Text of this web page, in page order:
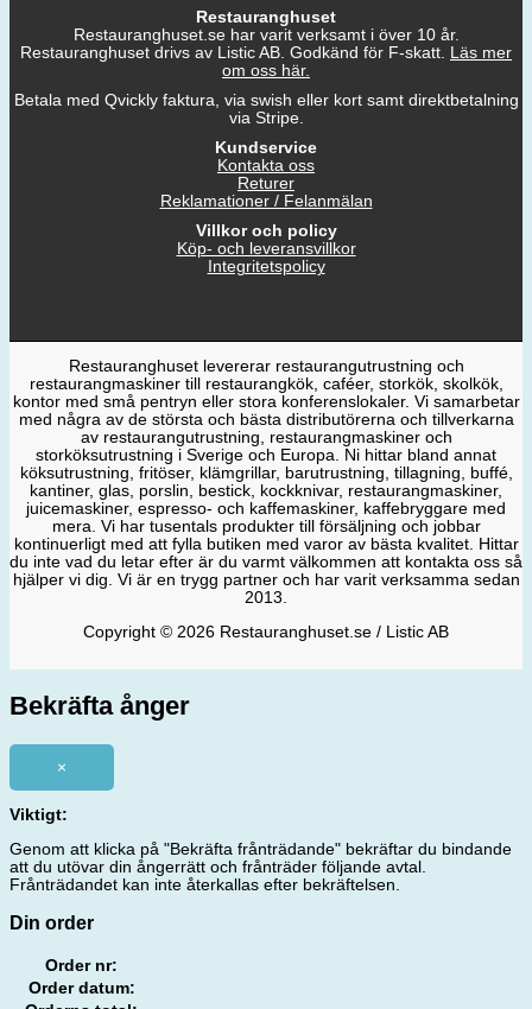
Restauranghuset
Restauranghuset.se har varit verksamt i över 10 år.
Restauranghuset drivs av Listic AB. Godkänd för F-skatt. Läs mer
om oss här.
Betala med Qvickly faktura, via swish eller kort samt direktbetalning
via Stripe.
Kundservice
Kontakta oss
Returer
Reklamationer / Felanmälan
Villkor och policy
Köp- och leveransvillkor
Integritetspolicy
Restauranghuset levererar restaurangutrustning och
restaurangmaskiner till restaurangkök, caféer, storkök, skolkök,
kontor med små pentryn eller stora konferenslokaler. Vi samarbetar
med några av de största och bästa distributörerna och tillverkarna
av restaurangutrustning, restaurangmaskiner och
storköksutrustning i Sverige och Europa. Ni hittar bland annat
köksutrustning, fritöser, klämgrillar, barutrustning, tillagning, buffé,
kantiner, glas, porslin, bestick, kockknivar, restaurangmaskiner,
juicemaskiner, espresso- och kaffemaskiner, kaffebryggare med
mera. Vi har tusentals produkter till försäljning och jobbar
kontinuerligt med att fylla butiken med varor av bästa kvalitet. Hittar
du inte vad du letar efter är du varmt välkommen att kontakta oss så
hjälper vi dig. Vi är en trygg partner och har varit verksamma sedan
2013.
Copyright © 2026 Restauranghuset.se / Listic AB
Bekräfta ånger
×
Viktigt:
Genom att klicka på "Bekräfta frånträdande" bekräftar du bindande
att du utövar din ångerrätt och frånträder följande avtal.
Frånträdandet kan inte återkallas efter bekräftelsen.
Din order
Order nr:
Order datum: